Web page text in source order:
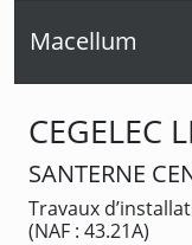
Macellum
CEGELEC
SANTERNE
Travaux
(NAF : 43.21A)